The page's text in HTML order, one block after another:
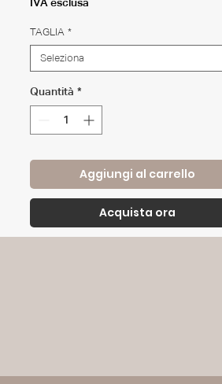
IVA esclusa
TAGLIA *
Seleziona
Quantità *
Aggiungi al carrello
Acquista ora